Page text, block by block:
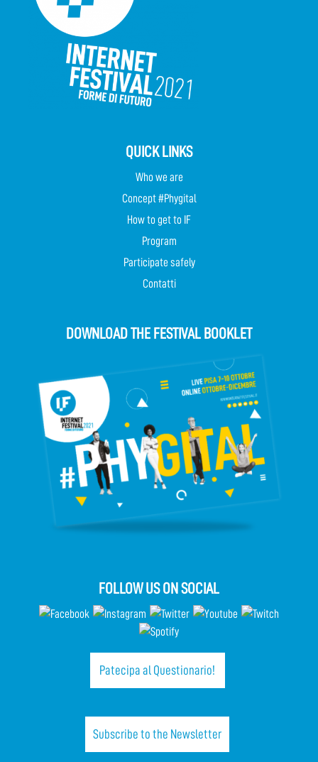
QUICK LINKS
Who we are
Concept #Phygital
How to get to IF
Program
Participate safely
Contatti
DOWNLOAD THE FESTIVAL BOOKLET
FOLLOW US ON SOCIAL
Patecipa al Questionario!
Subscribe to the Newsletter